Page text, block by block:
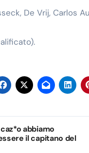
De Vrij, Carlos
abbiamo
il capitano del